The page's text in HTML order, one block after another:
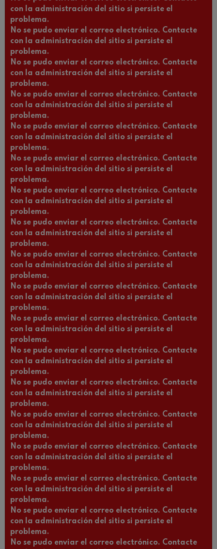
con la administración del sitio si persiste el
problema.
No se pudo enviar el correo electrónico. Contacte
con la administración del sitio si persiste el
problema.
No se pudo enviar el correo electrónico. Contacte
con la administración del sitio si persiste el
problema.
No se pudo enviar el correo electrónico. Contacte
con la administración del sitio si persiste el
problema.
No se pudo enviar el correo electrónico. Contacte
con la administración del sitio si persiste el
problema.
No se pudo enviar el correo electrónico. Contacte
con la administración del sitio si persiste el
problema.
No se pudo enviar el correo electrónico. Contacte
con la administración del sitio si persiste el
problema.
No se pudo enviar el correo electrónico. Contacte
con la administración del sitio si persiste el
problema.
No se pudo enviar el correo electrónico. Contacte
con la administración del sitio si persiste el
problema.
No se pudo enviar el correo electrónico. Contacte
con la administración del sitio si persiste el
problema.
No se pudo enviar el correo electrónico. Contacte
con la administración del sitio si persiste el
problema.
No se pudo enviar el correo electrónico. Contacte
con la administración del sitio si persiste el
problema.
No se pudo enviar el correo electrónico. Contacte
con la administración del sitio si persiste el
problema.
No se pudo enviar el correo electrónico. Contacte
con la administración del sitio si persiste el
problema.
No se pudo enviar el correo electrónico. Contacte
con la administración del sitio si persiste el
problema.
No se pudo enviar el correo electrónico. Contacte
con la administración del sitio si persiste el
problema.
No se pudo enviar el correo electrónico. Contacte
con la administración del sitio si persiste el
problema.
No se pudo enviar el correo electrónico. Contacte